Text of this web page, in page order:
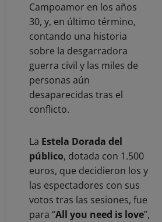
Campoamor en los años
30, y, en último término,
contando una historia
sobre la desgarradora
guerra civil y las miles de
personas aún
desaparecidas tras el
conflicto.
La Estela Dorada del
público, dotada con 1.500
euros, que decidieron los y
las espectadores con sus
votos tras las sesiones, fue
para “All you need is love”,